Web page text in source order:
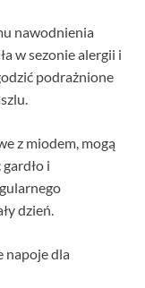
nawodnienia
w sezonie alergii i
podrażnione
z miodem, mogą
i
dzień.
napoje dla